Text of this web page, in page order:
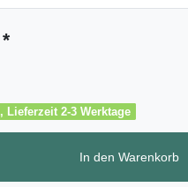
*
Lieferzeit 2-3 Werktage
In den Warenkorb